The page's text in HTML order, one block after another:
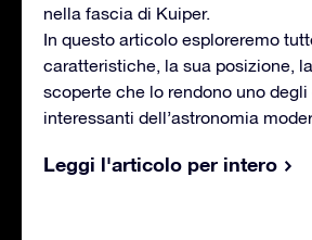
nella fascia di Kuiper.
In questo articolo esploreremo
caratteristiche, la sua posizione,
scoperte che lo rendono uno
interessanti dell’astronomia
Leggi l'articolo per intero